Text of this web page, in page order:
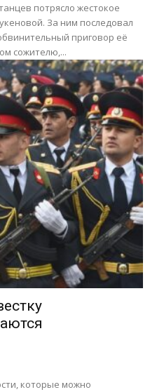
потрясло жестокое
За ним последовал
приговор её
сожителю,...
которые можно